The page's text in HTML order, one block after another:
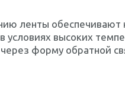
ленты обеспечивают
высоких
форму обратной